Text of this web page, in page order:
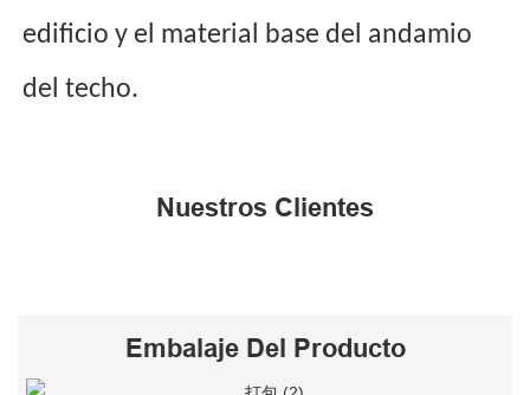
edificio y el material base del andamio
del techo.
Nuestros Clientes
Embalaje Del Producto